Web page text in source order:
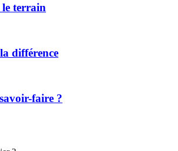
terrain
différence
faire ?